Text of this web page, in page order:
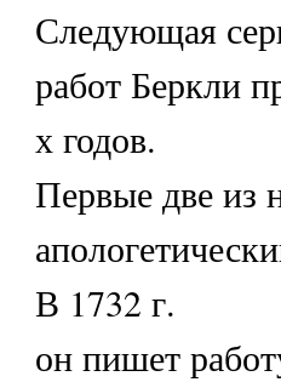
Следующая
работ Беркли
х годов.
Первые две из
В 1732 г.
он пишет